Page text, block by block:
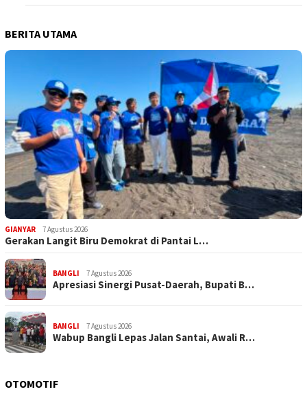
BERITA UTAMA
GIANYAR 7 Agustus 2026
Gerakan Langit Biru Demokrat di Pantai L…
BANGLI 7 Agustus 2026
Apresiasi Sinergi Pusat-Daerah, Bupati B…
BANGLI 7 Agustus 2026
Wabup Bangli Lepas Jalan Santai, Awali R…
OTOMOTIF